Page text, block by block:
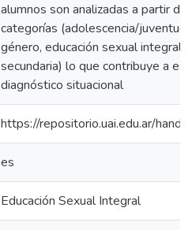
alumnos son analizadas a partir
categorías (adolescencia/
género, educación sexual integral,
secundaria) lo que contribuye a
diagnóstico situacional
https://repositorio.uai.edu.ar/
es
Educación Sexual Integral